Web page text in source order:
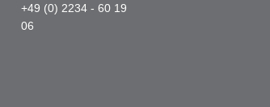
+49 (0) 2234 - 60 19
06